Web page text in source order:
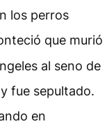
los perros
que murió
al seno de
fue sepultado.
en